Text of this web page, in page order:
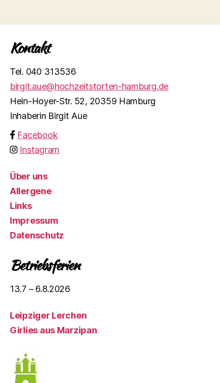
Kontakt
Tel. 040 313536
birgit.aue@hochzeitstorten-hamburg.de
Hein-Hoyer-Str. 52, 20359 Hamburg
Inhaberin Birgit Aue
Facebook
Instagram
Über uns
Allergene
Links
Impressum
Datenschutz
Betriebsferien
13.7 – 6.8.2026
Leipziger Lerchen
Girlies aus Marzipan